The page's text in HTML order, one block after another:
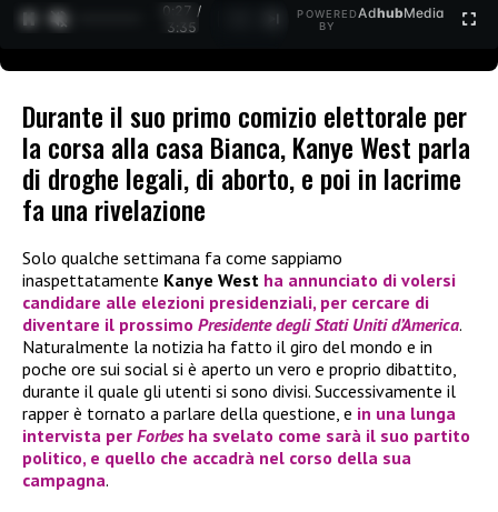
0:27 /
3:35
POWERED
BY
AdhubMedia
Durante il suo primo comizio elettorale per
la corsa alla casa Bianca, Kanye West parla
di droghe legali, di aborto, e poi in lacrime
fa una rivelazione
Solo qualche settimana fa come sappiamo
inaspettatamente Kanye West ha annunciato di volersi
candidare alle elezioni presidenziali, per cercare di
diventare il prossimo Presidente degli Stati Uniti d’America.
Naturalmente la notizia ha fatto il giro del mondo e in
poche ore sui social si è aperto un vero e proprio dibattito,
durante il quale gli utenti si sono divisi. Successivamente il
rapper è tornato a parlare della questione, e in una lunga
intervista per Forbesha svelato come sarà il suo partito
politico, e quello che accadrà nel corso della sua
campagna.